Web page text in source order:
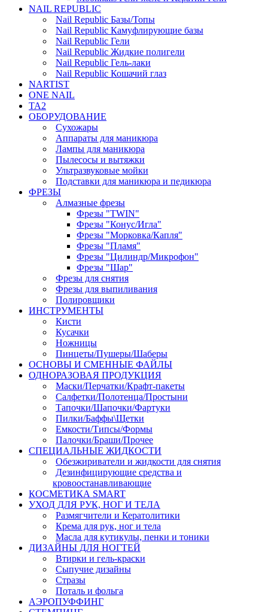
NAIL REPUBLIC
Nail Republic Базы/Топы
Nail Republic Камуфлирующие базы
Nail Republic Гели
Nail Republic Жидкие полигели
Nail Republic Гель-лаки
Nail Republic Кошачий глаз
NARTIST
ONE NAIL
TA2
ОБОРУДОВАНИЕ
Сухожары
Аппараты для маникюра
Лампы для маникюра
Пылесосы и вытяжки
Ультразвуковые мойки
Подставки для маникюра и педикюра
ФРЕЗЫ
Алмазные фрезы
Фрезы "TWIN"
Фрезы "Конус/Игла"
Фрезы "Морковка/Капля"
Фрезы "Пламя"
Фрезы "Цилиндр/Микрофон"
Фрезы "Шар"
Фрезы для снятия
Фрезы для выпиливания
Полировщики
ИНСТРУМЕНТЫ
Кисти
Кусачки
Ножницы
Пинцеты/Пушеры/Шаберы
ОСНОВЫ И СМЕННЫЕ ФАЙЛЫ
ОДНОРАЗОВАЯ ПРОДУКЦИЯ
Маски/Перчатки/Крафт-пакеты
Салфетки/Полотенца/Простыни
Тапочки/Шапочки/Фартуки
Пилки/Баффы\Щетки
Емкости/Типсы/Формы
Палочки/Браши/Прочее
СПЕЦИАЛЬНЫЕ ЖИДКОСТИ
Обезжириватели и жидкости для снятия
Дезинфицирующие средства и
кровоостанавливающие
КОСМЕТИКА SMART
УХОД ДЛЯ РУК, НОГ И ТЕЛА
Размягчители и Кератолитики
Крема для рук, ног и тела
Масла для кутикулы, пенки и тоники
ДИЗАЙНЫ ДЛЯ НОГТЕЙ
Втирки и гель-краски
Сыпучие дизайны
Стразы
Поталь и фольга
АЭРОПУФФИНГ